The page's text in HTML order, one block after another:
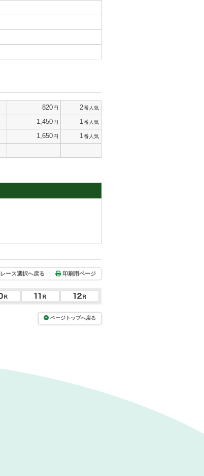
820円 2番人気
1,450円 1 番人気
1,650円 1 番人気
レース選択へ戻る 印刷用ページ
ページトップへ戻る